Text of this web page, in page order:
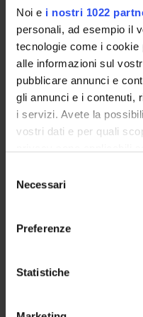
Noi e i nostri 1022
personali, ad esempio il
tecnologie come i
alle informazioni sul
pubblicare annunci e
gli annunci e i contenuti,
i servizi. Avete la
vostri dati e per quali
modificare o revocare il
momento dalla
raccogliere
geografica, con
delNecessari
Preferenze
Statistiche
Carla Neri
Marco Orrico
Stefania Turrina
Professore associato
SEZIONI